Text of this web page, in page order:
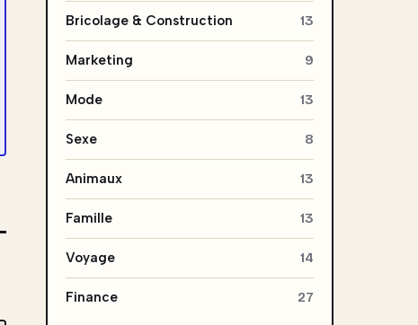
Bricolage & Construction 13
Marketing 9
Mode 13
Sexe 8
Animaux 13
Famille 13
Voyage 14
Finance 27